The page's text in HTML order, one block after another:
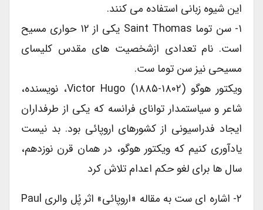
این شیوه زبانی استفاده می کنند.
۱- سن توما Saint Thomas یکی از ۱۲ حواری مسیح
است. نام تعدادی ازشخصیت های مقدس کلیسای
مسیحی نیز سن توما ست.
ویکتور هوگو Victor Hugo (۱۸۸۵-۱۸۰۲)، نویسنده،
شاعر و سیاستمدار توانای فرانسه که یکی از طرفداران
ایجاد فدراسیونی از کشورهای اروپائی بود. بد نیست
یادآوری کنیم که ویکتور هوگو، در همان قرن نوزدهم،
سال ها برای لغو حکم اعدام تلاش کرد
۲- اشاره ای ست به مقاله «اروپائی» اثر پُل والری Paul